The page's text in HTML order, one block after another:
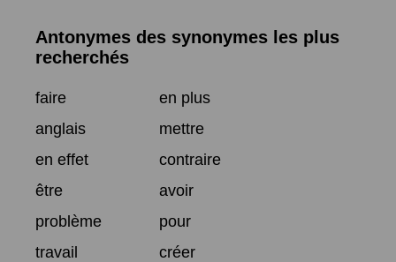
Antonymes des synonymes les plus
recherchés
faire
en plus
anglais
mettre
en effet
contraire
être
avoir
problème
pour
travail
créer